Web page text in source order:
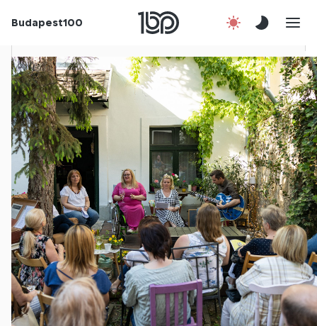
Budapest100
Csatlakozz!
Kapcsolat
En